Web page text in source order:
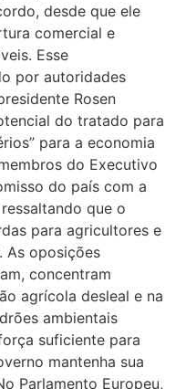
desde que ele
comercial e
Esse
por autoridades
Rosen
do tratado para
para a economia
do Executivo
do país com a
que o
para agricultores e
As oposições
concentram
agrícola desleal e na
ambientais
suficiente para
mantenha sua
Parlamento Europeu,